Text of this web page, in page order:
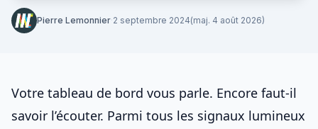
Pierre Lemonnier·2 septembre 2024(maj. 4 août 2026)
Votre tableau de bord vous parle. Encore faut-il
savoir l’écouter. Parmi tous les signaux lumineux